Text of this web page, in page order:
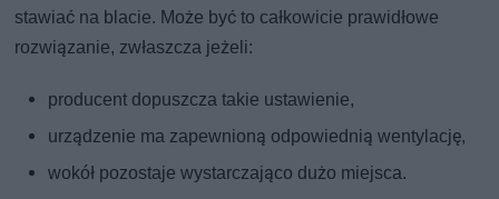
stawiać na blacie. Może być to całkowicie prawidłowe
rozwiązanie, zwłaszcza jeżeli:
producent dopuszcza takie ustawienie,
urządzenie ma zapewnioną odpowiednią wentylację,
wokół pozostaje wystarczająco dużo miejsca.